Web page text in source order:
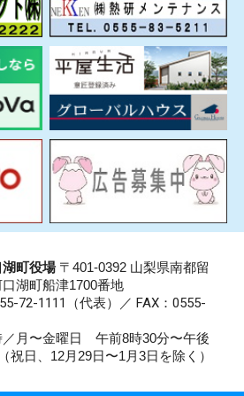
町役場〒401-0392 山梨県南都留
湖町船津1700番地
72-1111 （代表）／ FAX：0555-
／月〜金曜日 午前8時30分〜午後
祝日、12月29日〜1月3日を除く）